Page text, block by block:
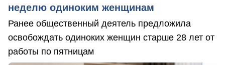
неделю одиноким женщинам
Ранее общественный деятель предложила
освобождать одиноких женщин старше 28 лет от
работы по пятницам